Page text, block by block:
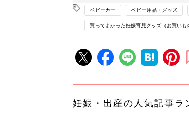
ベビーカー ベビー用品・グッズ
買ってよかった妊娠育児グッズ（お買いも
妊娠・出産の人気記事ラ